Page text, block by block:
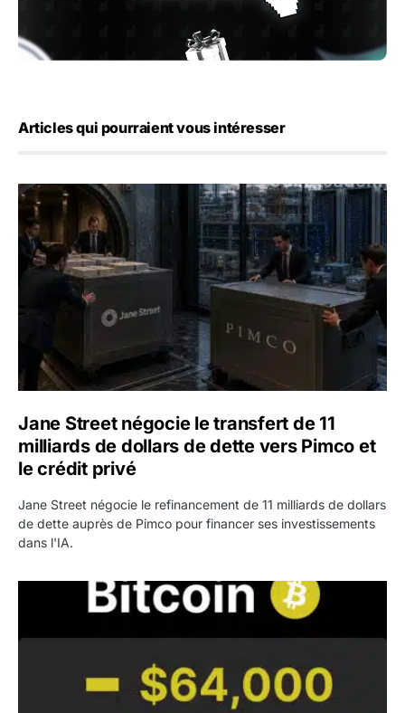
Articles qui pourraient vous intéresser
Jane Street négocie le transfert de 11 milliards de
Jane Street négocie le transfert de 11
milliards de dollars de dette vers Pimco et
le crédit privé
Jane Street négocie le refinancement de 11 milliards de dollars
de dette auprès de Pimco pour financer ses investissements
dans l'IA.
Bitcoin stagne à 64 000 dollars pendant que les